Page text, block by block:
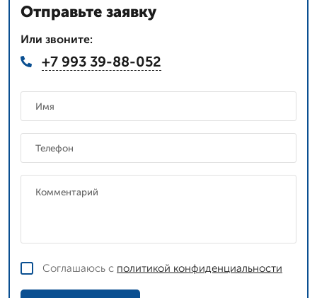
Отправьте заявку
Или звоните:
+7 993 39-88-052
Соглашаюсь с политикой конфиденциальности